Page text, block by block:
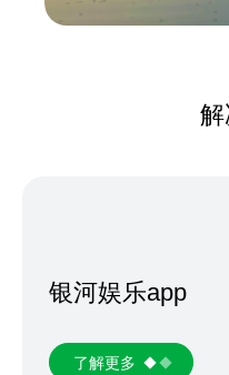
银河娱乐app
了解更多